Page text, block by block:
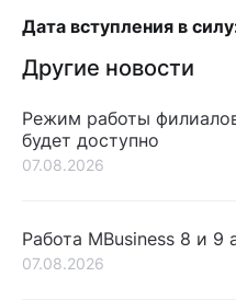
Дата вступления в
Другие новости
Режим работы
будет доступно
07.08.2026
Работа MBusiness 8 и 9
07.08.2026